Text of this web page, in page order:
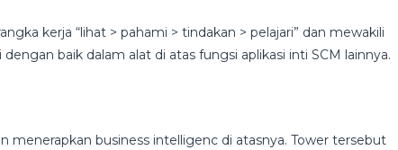
kerja “lihat > ​​pahami > tindakan > pelajari” dan mewakili
baik dalam alat di atas fungsi aplikasi inti SCM lainnya.
menerapkan business intelligenc di atasnya. Tower tersebut